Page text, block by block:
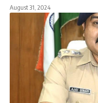
August 31, 2024